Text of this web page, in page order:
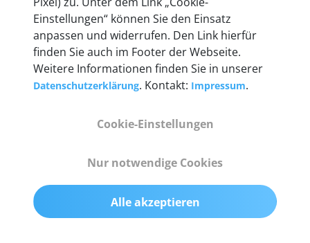
Technische Details &
Lieferumfang
55 mm x 25 mm x 12 mm
200 g
Einstellungen“ können Sie den Einsatz
anpassen und widerrufen. Den Link hierfür
finden Sie auch im Footer der Webseite.
Weitere Informationen finden Sie in unserer
Datenschutzerklärung. Kontakt: Impressum.
Cookie-Einstellungen
Nur notwendige Cookies
Alle akzeptieren